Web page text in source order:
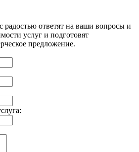
ответят на ваши вопросы и
услуг и подготовят
предложение.